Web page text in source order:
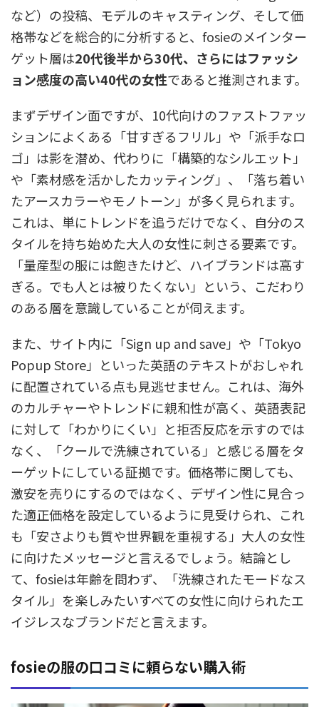
など）の投稿、モデルのキャスティング、そして価
格帯などを総合的に分析すると、fosieのメインター
ゲット層は20代後半から30代、さらにはファッシ
ョン感度の高い40代の女性であると推測されます。
まずデザイン面ですが、10代向けのファストファッ
ションによくある「甘すぎるフリル」や「派手なロ
ゴ」は影を潜め、代わりに「構築的なシルエット」
や「素材感を活かしたカッティング」、「落ち着い
たアースカラーやモノトーン」が多く見られます。
これは、単にトレンドを追うだけでなく、自分のス
タイルを持ち始めた大人の女性に刺さる要素です。
「量産型の服には飽きたけど、ハイブランドは高す
ぎる。でも人とは被りたくない」という、こだわり
のある層を意識していることが伺えます。
また、サイト内に「Sign up and save」や「Tokyo
Popup Store」といった英語のテキストがおしゃれ
に配置されている点も見逃せません。これは、海外
のカルチャーやトレンドに親和性が高く、英語表記
に対して「わかりにくい」と拒否反応を示すのでは
なく、「クールで洗練されている」と感じる層をタ
ーゲットにしている証拠です。価格帯に関しても、
激安を売りにするのではなく、デザイン性に見合っ
た適正価格を設定しているように見受けられ、これ
も「安さよりも質や世界観を重視する」大人の女性
に向けたメッセージと言えるでしょう。結論とし
て、fosieは年齢を問わず、「洗練されたモードなス
タイル」を楽しみたいすべての女性に向けられたエ
イジレスなブランドだと言えます。
fosieの服の口コミに頼らない購入術